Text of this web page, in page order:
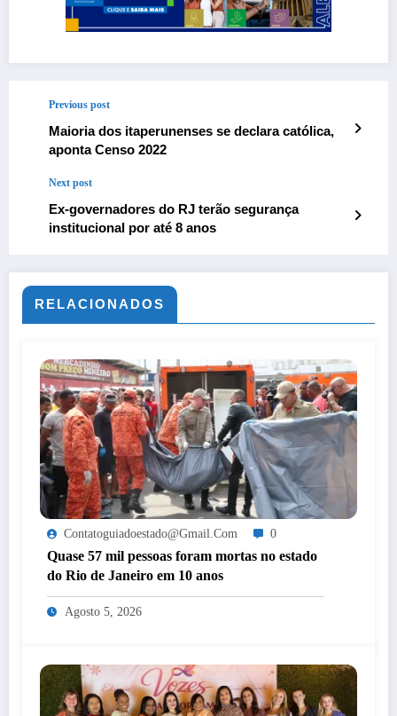
Previous post
Maioria dos itaperunenses se declara católica,
aponta Censo 2022
Next post
Ex-governadores do RJ terão segurança
institucional por até 8 anos
RELACIONADOS
Contatoguiadoestado@gmail.com 0
Quase 57 mil pessoas foram mortas no estado
do Rio de Janeiro em 10 anos
Agosto 5, 2026